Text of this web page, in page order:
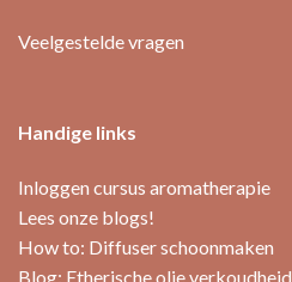
Veelgestelde vragen
Handige links
Inloggen cursus aromatherapie
Lees onze blogs!
How to: Diffuser schoonmaken
Blog: Etherische olie verkoudheid